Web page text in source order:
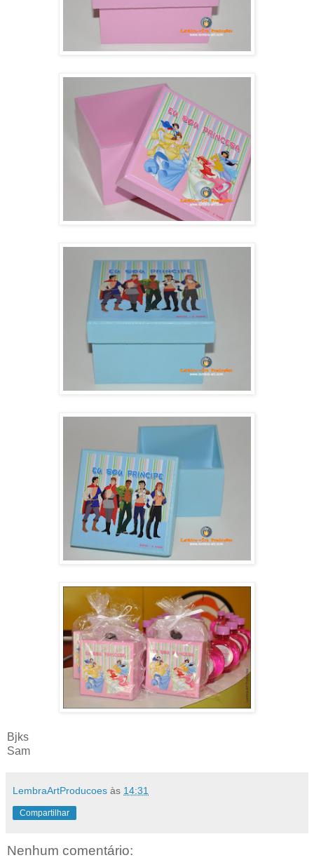
Bjks
Sam
LembraArtProducoes às 14:31
Compartilhar
Nenhum comentário: